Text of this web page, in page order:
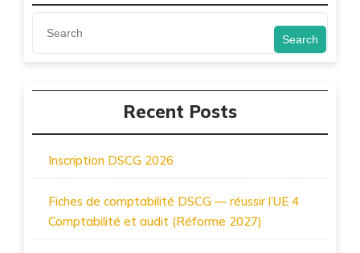
Search
Recent Posts
Inscription DSCG 2026
Fiches de comptabilité DSCG — réussir l’UE 4
Comptabilité et audit (Réforme 2027)